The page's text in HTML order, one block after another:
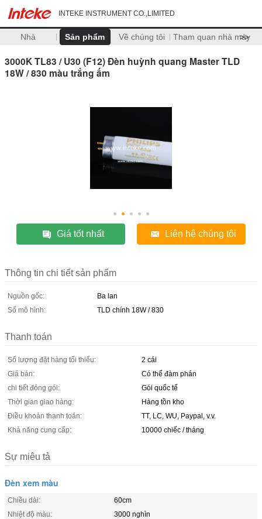
INTEKE INSTRUMENT CO.,LIMITED
Nhà Sản phẩm Về chúng tôi Tham quan nhà máy
>>
3000K TL83 / U30 (F12) Đèn huỳnh quang Master TLD
18W / 830 màu trắng ấm
Giá tốt nhất Liên hệ chúng tôi
Thông tin chi tiết sản phẩm
Nguồn gốc:
Ba lan
Số mô hình:
TLD chính 18W / 830
Thanh toán
Số lượng đặt hàng tối thiểu:
2 cái
Giá bán:
Có thể đàm phán
chi tiết đóng gói:
Gói quốc tế
Thời gian giao hàng:
Hàng tồn kho
Điều khoản thanh toán:
TT, LC, WU, Paypal, v.v.
Khả năng cung cấp:
10000 chiếc / tháng
Sự miêu tả
Đèn xem màu
Chiều dài:
60cm
Nhiệt độ màu:
3000 nghìn